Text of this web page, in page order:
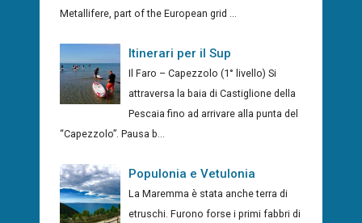
Metallifere, part of the European grid ...
Itinerari per il Sup
Il Faro – Capezzolo (1° livello) Si
attraversa la baia di Castiglione della
Pescaia fino ad arrivare alla punta del
“Capezzolo”. Pausa b...
Populonia e Vetulonia
La Maremma è stata anche terra di
etruschi. Furono forse i primi fabbri di